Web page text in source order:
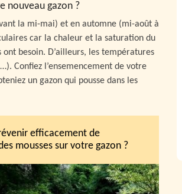
nouveau gazon ?
la mi-mai) et en automne (mi-août à
car la chaleur et la saturation du
besoin. D’ailleurs, les températures
Confiez l’ensemencement de votre
un gazon qui pousse dans les
efficacement de
mousses sur votre gazon ?